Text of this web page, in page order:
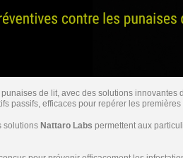
de lit, avec des solutions
passifs, efficaces pour repérer les premières
solutions Nattaro Labs permettent aux